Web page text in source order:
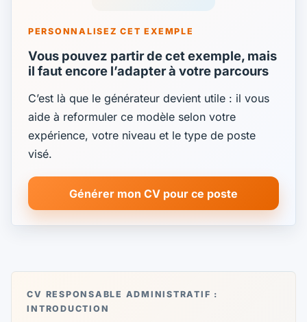
PERSONNALISEZ CET EXEMPLE
Vous pouvez partir de cet exemple, mais
il faut encore l’adapter à votre parcours
C’est là que le générateur devient utile : il vous
aide à reformuler ce modèle selon votre
expérience, votre niveau et le type de poste
visé.
Générer mon CV pour ce poste
CV RESPONSABLE ADMINISTRATIF :
INTRODUCTION